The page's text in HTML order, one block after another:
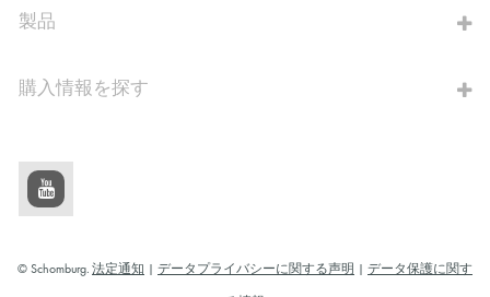
製品
購入情報を探す
© Schomburg. 法定通知 データプライバシーに関する声明 データ保護に関す